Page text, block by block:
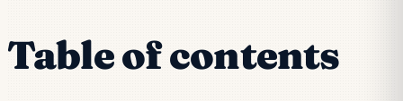
Table of contents